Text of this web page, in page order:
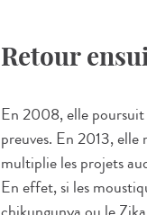
Retour
En 2008, elle poursuit
preuves. En 2013,
multiplie les projets
En effet, si les